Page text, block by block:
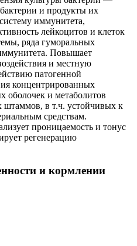
и продукты их
иммунитета,
лейкоцитов и клеток
ряда гуморальных
Повышает
и местную
патогенной
концентрированных
оболочек и метаболитов
в т.ч. устойчивых к
средствам.
проницаемость и тонус
регенерацию
и кормлении